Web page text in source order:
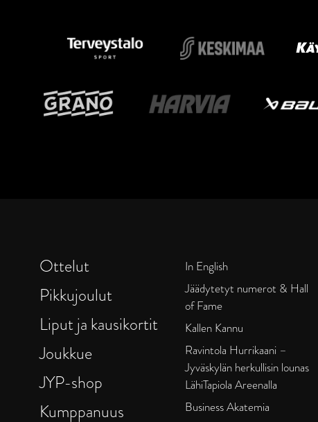
Ottelut
Pikkujoulut
Liput ja kausikortit
Joukkue
JYP-shop
Kumppanuus
In English
Jäädytetyt numerot & Hall
of Fame
Kallen Kannu
Ravintola Hurrikaani –
Jyväskylän herkullisin lounas
LähiTapiola Areenalla
Business Akatemia